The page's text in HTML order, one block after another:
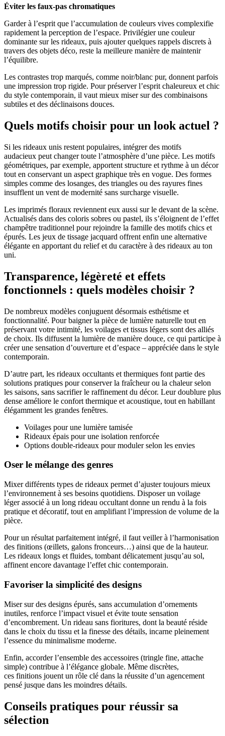
Éviter les faux-pas chromatiques
Garder à l’esprit que l’accumulation de couleurs vives complexifie
rapidement la perception de l’espace. Privilégier une couleur
dominante sur les rideaux, puis ajouter quelques rappels discrets à
travers des objets déco, reste la meilleure manière de maintenir
l’équilibre.
Les contrastes trop marqués, comme noir/blanc pur, donnent parfois
une impression trop rigide. Pour préserver l’esprit chaleureux et chic
du style contemporain, il vaut mieux miser sur des combinaisons
subtiles et des déclinaisons douces.
Quels motifs choisir pour un look actuel ?
Si les rideaux unis restent populaires, intégrer des motifs
audacieux peut changer toute l’atmosphère d’une pièce. Les motifs
géométriques, par exemple, apportent structure et rythme à un décor
tout en conservant un aspect graphique très en vogue. Des formes
simples comme des losanges, des triangles ou des rayures fines
insufflent un vent de modernité sans surcharge visuelle.
Les imprimés floraux reviennent eux aussi sur le devant de la scène.
Actualisés dans des coloris sobres ou pastel, ils s’éloignent de l’effet
champêtre traditionnel pour rejoindre la famille des motifs chics et
épurés. Les jeux de tissage jacquard offrent enfin une alternative
élégante en apportant du relief et du caractère à des rideaux au ton
uni.
Transparence, légèreté et effets
fonctionnels : quels modèles choisir ?
De nombreux modèles conjuguent désormais esthétisme et
fonctionnalité. Pour baigner la pièce de lumière naturelle tout en
préservant votre intimité, les voilages et tissus légers sont des alliés
de choix. Ils diffusent la lumière de manière douce, ce qui participe à
créer une sensation d’ouverture et d’espace – appréciée dans le style
contemporain.
D’autre part, les rideaux occultants et thermiques font partie des
solutions pratiques pour conserver la fraîcheur ou la chaleur selon
les saisons, sans sacrifier le raffinement du décor. Leur doublure plus
dense améliore le confort thermique et acoustique, tout en habillant
élégamment les grandes fenêtres.
Voilages pour une lumière tamisée
Rideaux épais pour une isolation renforcée
Options double-rideaux pour moduler selon les envies
Oser le mélange des genres
Mixer différents types de rideaux permet d’ajuster toujours mieux
l’environnement à ses besoins quotidiens. Disposer un voilage
léger associé à un long rideau occultant donne un rendu à la fois
pratique et décoratif, tout en amplifiant l’impression de volume de la
pièce.
Pour un résultat parfaitement intégré, il faut veiller à l’harmonisation
des finitions (œillets, galons fronceurs…) ainsi que de la hauteur.
Les rideaux longs et fluides, tombant délicatement jusqu’au sol,
affinent encore davantage l’effet chic contemporain.
Favoriser la simplicité des designs
Miser sur des designs épurés, sans accumulation d’ornements
inutiles, renforce l’impact visuel et évite toute sensation
d’encombrement. Un rideau sans fioritures, dont la beauté réside
dans le choix du tissu et la finesse des détails, incarne pleinement
l’essence du minimalisme moderne.
Enfin, accorder l’ensemble des accessoires (tringle fine, attache
simple) contribue à l’élégance globale. Même discrètes,
ces finitions jouent un rôle clé dans la réussite d’un agencement
pensé jusque dans les moindres détails.
Conseils pratiques pour réussir sa
sélection